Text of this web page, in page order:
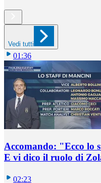
Vedi tutti
01:36
Accomando: "Ecco lo
E vi dico il ruolo di
02:23